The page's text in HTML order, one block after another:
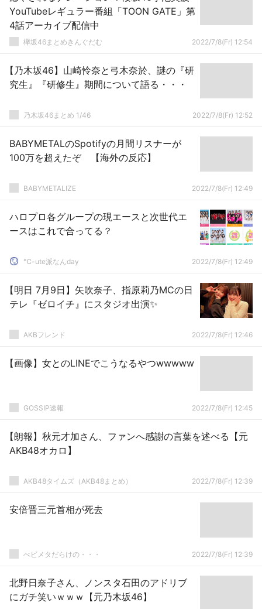
YouTubeレギュラー番組「TOON GATE」第
4話アーカイブ配信中
欅坂46まとめきんぐだむ 2022/7/8(Fr) 12:54
【乃木坂46】山崎怜奈と弓木奈於、謎の『研
究生』『研修生』期間について語る・・・
乃木坂46まとめ 1/46 2022/7/8(Fr) 12:52
BABYMETALのSpotifyの月間リスナーが
100万を超えたぞ 【海外の反応】
BABYMETALIZE 2022/7/8(Fr) 12:49
ハロプロ各グループの現エースと次世代エ
ースはこれで合ってる？
℃-ute派なんday 2022/7/8(Fr) 12:49
【明日 7月9日】矢吹奈子、指原莉乃MCの日
テレ『ゼロイチ』にスタジオ出演✨
AKBフレンド 2022/7/8(Fr) 12:46
【画像】女とのLINEでこうなるやつwwwww
GOSSIP速報 2022/7/8(Fr) 12:45
【朗報】秋元才加さん、ファンへ感謝の言葉を述べる【元
AKB48オカロ】
AKB48タイムズ（AKB48まとめ） 2022/7/8(Fr) 12:39
安倍晋三元首相が死去
べビメタだらけの・・・ 2022/7/8(Fr) 12:39
北野日奈子さん、ノンスタ石田のアドリブ
にガチ笑いｗｗｗ【元乃木坂46】